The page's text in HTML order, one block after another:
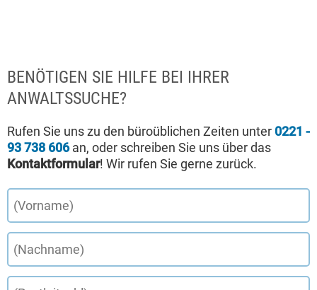
BENÖTIGEN SIE HILFE BEI IHRER
ANWALTSSUCHE?
Rufen Sie uns zu den büroüblichen Zeiten unter 0221 -
93 738 606an, oder schreiben Sie uns über das
Kontaktformular! Wir rufen Sie gerne zurück.